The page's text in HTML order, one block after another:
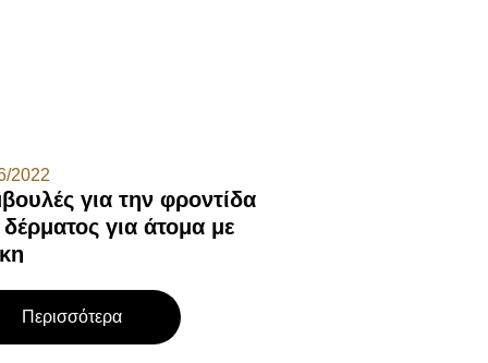
για την φροντίδα
για άτομα με
2022
Περισσότερα